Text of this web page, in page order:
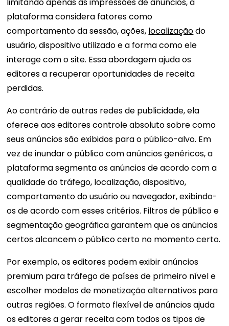
limitando apenas às impressões de anúncios, a
plataforma considera fatores como
comportamento da sessão, ações, localizaçãodo
usuário, dispositivo utilizado e a forma como ele
interage com o site. Essa abordagem ajuda os
editores a recuperar oportunidades de receita
perdidas.
Ao contrário de outras redes de publicidade, ela
oferece aos editores controle absoluto sobre como
seus anúncios são exibidos para o público-alvo. Em
vez de inundar o público com anúncios genéricos, a
plataforma segmenta os anúncios de acordo com a
qualidade do tráfego, localização, dispositivo,
comportamento do usuário ou navegador, exibindo-
os de acordo com esses critérios. Filtros de público e
segmentação geográfica garantem que os anúncios
certos alcancem o público certo no momento certo.
Por exemplo, os editores podem exibir anúncios
premium para tráfego de países de primeiro nível e
escolher modelos de monetização alternativos para
outras regiões. O formato flexível de anúncios ajuda
os editores a gerar receita com todos os tipos de